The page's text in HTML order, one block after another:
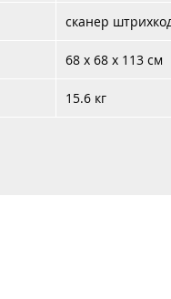
сканер
68 x 68 x 113 см
15.6 кг